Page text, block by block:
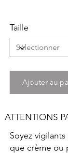
Taille
Ajouter au
ATTENTIONS
Soyez
que crème ou